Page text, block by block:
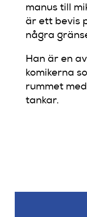
manus till
är ett bevis
några
Han är en
komikerna
rummet
tankar.